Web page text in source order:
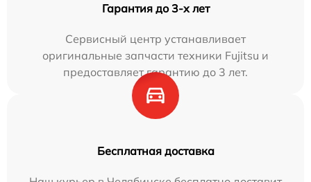
Гарантия до 3-х лет
Сервисный центр устанавливает
оригинальные запчасти техники Fujitsu и
предоставляет гарантию до 3 лет.
Бесплатная доставка